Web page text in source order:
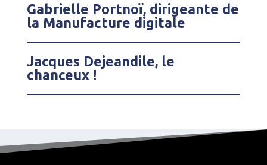
Gabrielle Portnoï, dirigeante de
la Manufacture digitale
Jacques Dejeandile, le
chanceux !